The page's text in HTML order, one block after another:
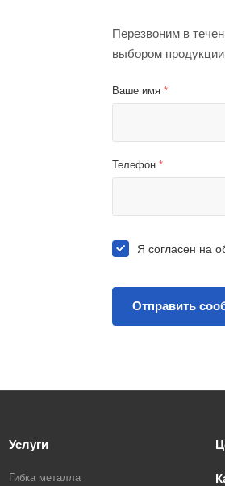
Перезвоним в
выбором
Ваше имя *
Телефон *
Я согласен на
Услуги
Гибка металла